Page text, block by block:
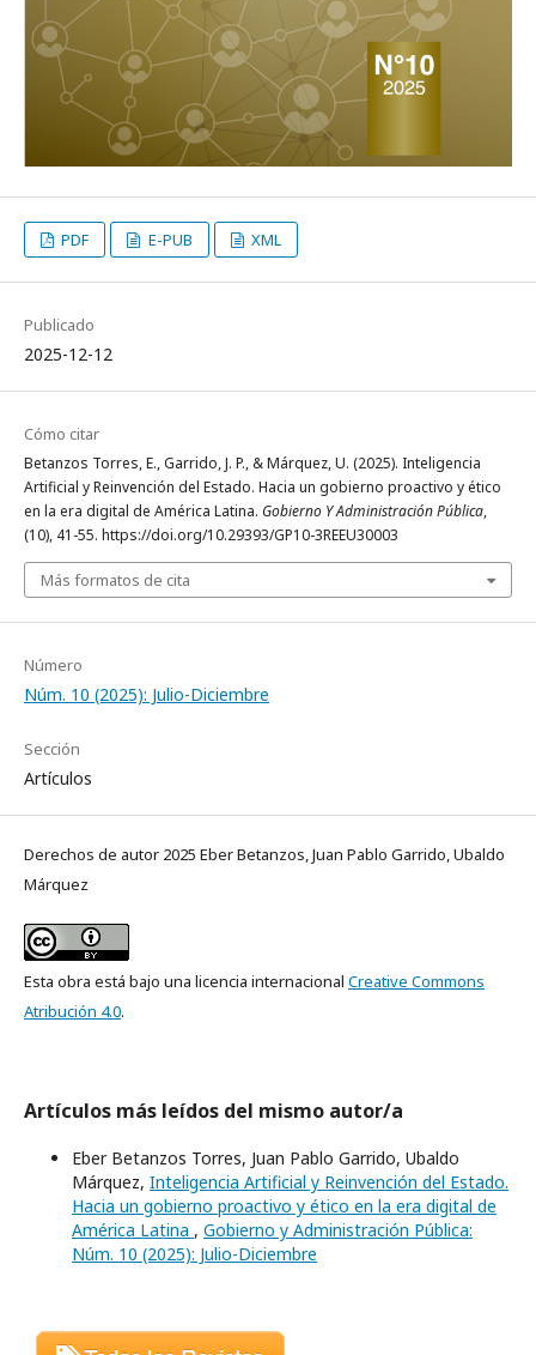
PDF E-PUB XML
Publicado
2025-12-12
Cómo citar
Betanzos Torres, E., Garrido, J. P., & Márquez, U. (2025). Inteligencia
Artificial y Reinvención del Estado. Hacia un gobierno proactivo y ético
en la era digital de América Latina. Gobierno Y Administración Pública,
(10), 41-55. https://doi.org/10.29393/GP10-3REEU30003
Más formatos de cita
Número
Núm. 10 (2025): Julio-Diciembre
Sección
Artículos
Derechos de autor 2025 Eber Betanzos, Juan Pablo Garrido, Ubaldo
Márquez
Esta obra está bajo una licencia internacional Creative Commons
Atribución 4.0.
Artículos más leídos del mismo autor/a
Eber Betanzos Torres, Juan Pablo Garrido, Ubaldo
Márquez, Inteligencia Artificial y Reinvención del Estado.
Hacia un gobierno proactivo y ético en la era digital de
América Latina , Gobierno y Administración Pública:
Núm. 10 (2025): Julio-Diciembre